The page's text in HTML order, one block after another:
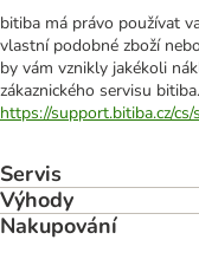
bitiba má právo používat
vlastní podobné zboží
by vám vznikly jakékoli
zákaznického servisu
https://support.bitiba.cz/
Servis
Výhody
Nakupování